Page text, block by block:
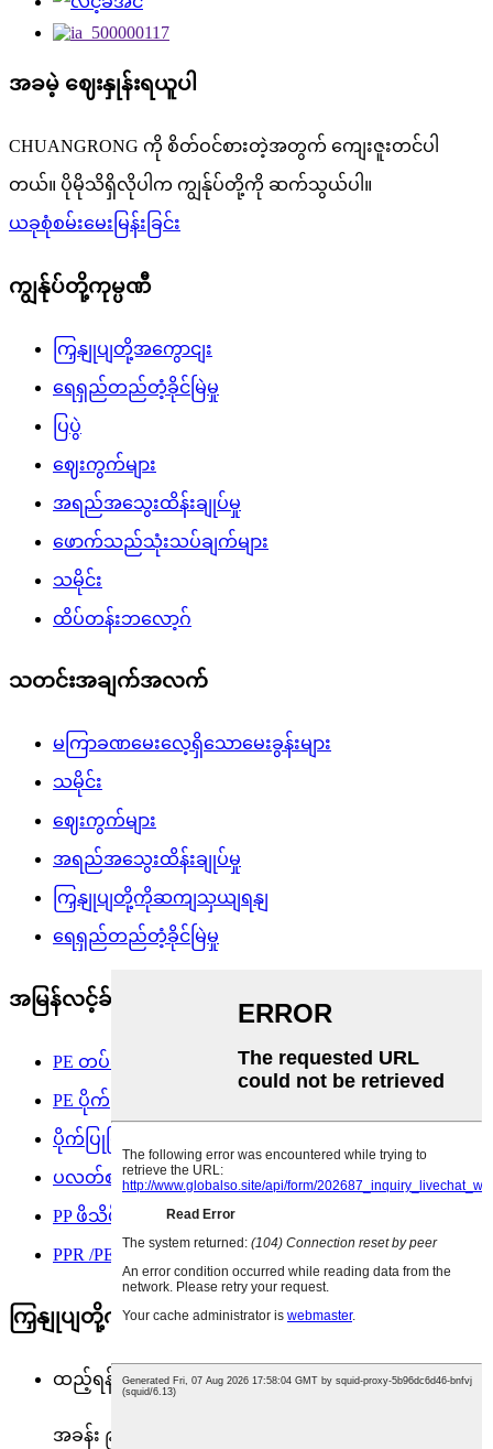
အခမဲ့ ဈေးနှုန်းရယူပါ
CHUANGRONG ကို စိတ်ဝင်စားတဲ့အတွက် ကျေးဇူးတင်ပါ
တယ်။ ပိုမိုသိရှိလိုပါက ကျွန်ုပ်တို့ကို ဆက်သွယ်ပါ။
ယခုစုံစမ်းမေးမြန်းခြင်း
ကျွန်ုပ်တို့ကုမ္ပဏီ
ကြှနျုပျတို့အကွောငျး
ရေရှည်တည်တံ့ခိုင်မြဲမှု
ပြပွဲ
ဈေးကွက်များ
အရည်အသွေးထိန်းချုပ်မှု
ဖောက်သည်သုံးသပ်ချက်များ
သမိုင်း
ထိပ်တန်းဘလော့ဂ်
သတင်းအချက်အလက်
မကြာခဏမေးလေ့ရှိသောမေးခွန်းများ
သမိုင်း
ဈေးကွက်များ
အရည်အသွေးထိန်းချုပ်မှု
ကြှနျုပျတို့ကိုဆကျသှယျရနျ
ရေရှည်တည်တံ့ခိုင်မြဲမှု
အမြန်လင့်ခ်များ
PE တပ်ဆင်ခြင်း
PE ပိုက်
ပိုက်ပြုပြင်ရေး ကလစ်နှင့် ချိတ်ဆက်ကိရိယာ
ပလတ်စတစ်ပိုက်ဂဟေဆက်စက်နှင့်ကိရိယာ
PP ဖိသိပ်တပ်ဆင်မှု
PPR /PEX / ပိုက်နှင့် တပ်ဆင်ခြင်း
ကြှနျုပျတို့ကိုဆကျသှယျရနျ
ထည့်ရန်:
အခန်း ၉၁၁၊ အဆောက်အဦ T1၊ The Ring Center၊ အမှတ်